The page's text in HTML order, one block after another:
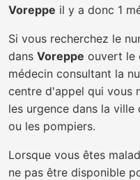
Voreppe il y a donc 1
Si vous recherchez le
dans Voreppe ouvert le
médecin consultant la
centre d'appel qui vous
les urgence dans la ville
ou les pompiers.
Lorsque vous êtes
ne pas être disponible